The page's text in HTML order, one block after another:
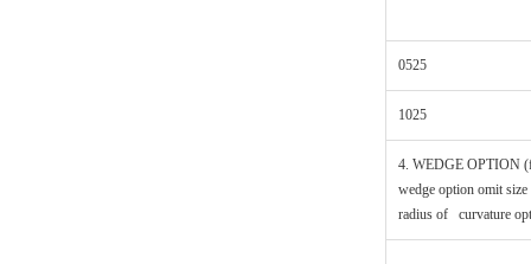
0525
1025
4. WEDGE OPTION
wedge option omit size
radius of curvature